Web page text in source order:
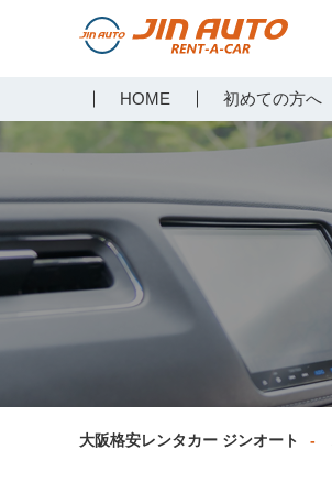
らジンオートレンタカー
HOME 初めての方へ
大阪格安レンタカー ジンオート